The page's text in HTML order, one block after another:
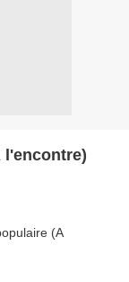
l'encontre)